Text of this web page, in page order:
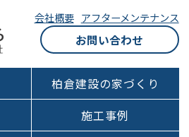
会社概要 アフターメンテナンス
お問い合わせ
柏倉建設の家づくり
施工事例